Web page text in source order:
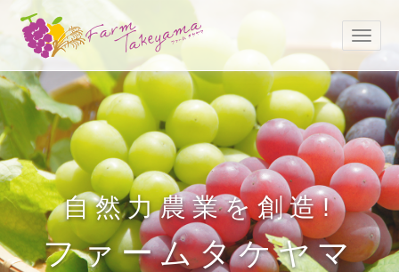
自然力農業を創造!
ファームタケヤマ